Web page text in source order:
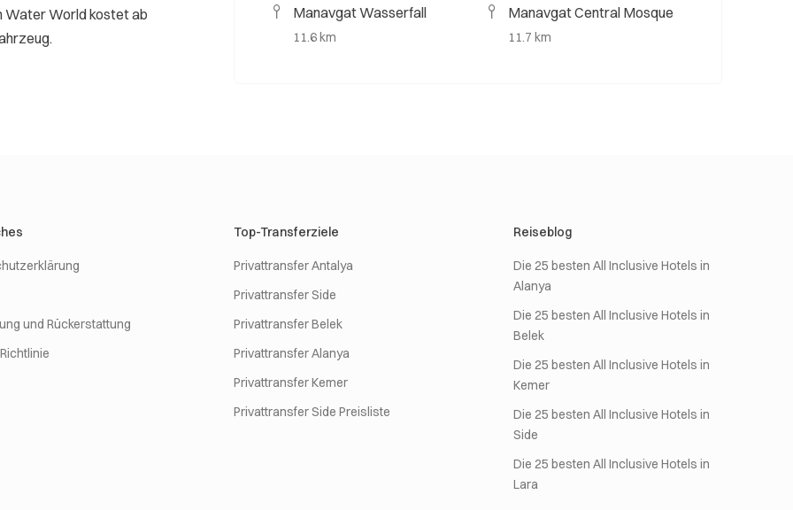
Water World kostet ab
Manavgat Wasserfall
11.6 km
Manavgat Central Mosque
11.7 km
und Rückerstattung
Top-Transferziele
Privattransfer Antalya
Privattransfer Side
Privattransfer Belek
Privattransfer Alanya
Privattransfer Kemer
Privattransfer Side Preisliste
Reiseblog
Die 25 besten All Inclusive Hotels in
Alanya
Die 25 besten All Inclusive Hotels in
Belek
Die 25 besten All Inclusive Hotels in
Kemer
Die 25 besten All Inclusive Hotels in
Side
Die 25 besten All Inclusive Hotels in
Lara